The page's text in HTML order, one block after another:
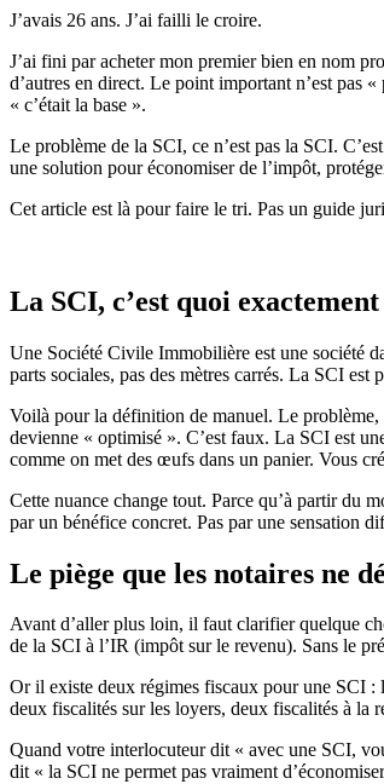
J’avais 26 ans. J’ai failli le croire.
J’ai fini par acheter mon premier bien en nom
d’autres en direct. Le point important n’est pas
« c’était la base ».
Le problème de la SCI, ce n’est pas la SCI.
une solution pour économiser de l’impôt,
Cet article est là pour faire le tri. Pas un guide
La SCI, c’est quoi
Une Société Civile Immobilière est une société
parts sociales, pas des mètres carrés. La SCI
Voilà pour la définition de manuel. Le problème,
devienne « optimisé ». C’est faux. La SCI est
comme on met des œufs dans un panier. Vous
Cette nuance change tout. Parce qu’à partir du
par un bénéfice concret. Pas par une sensation
Le piège que les notaires ne
Avant d’aller plus loin, il faut clarifier quelque
de la SCI à l’IR (impôt sur le revenu). Sans le
Or il existe deux régimes fiscaux pour une SCI :
deux fiscalités sur les loyers, deux fiscalités à la
Quand votre interlocuteur dit « avec une SCI,
dit « la SCI ne permet pas vraiment